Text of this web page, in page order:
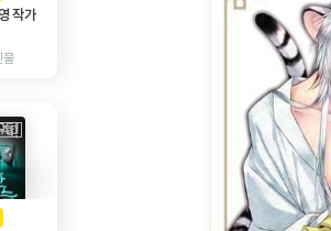
작가
물
AD